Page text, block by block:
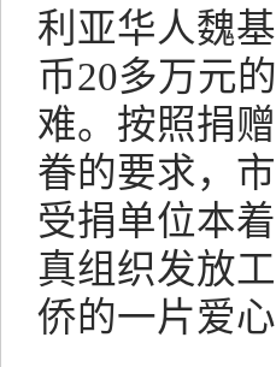
利亚华人魏
币20多万元
难。按照捐
眷的要求，
受捐单位本
真组织发放
侨的一片爱